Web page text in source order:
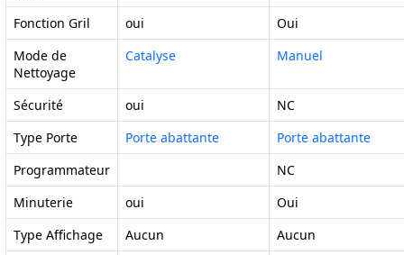
Fonction Gril
oui
Oui
Mode de
Nettoyage
Catalyse Manuel
Sécurité oui
NC
Type Porte
Porte abattante
Porte abattante
Programmateur
NC
Minuterie
oui
Oui
Type Affichage
Aucun
Aucun